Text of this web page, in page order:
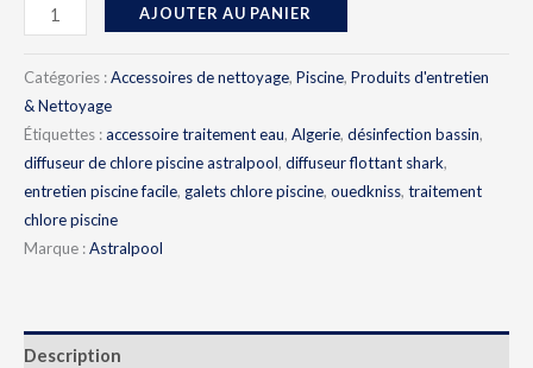
AJOUTER AU PANIER
Catégories :Accessoires de nettoyage, Piscine, Produits d'entretien
& Nettoyage
Étiquettes :accessoire traitement eau, Algerie, désinfection bassin,
diffuseur de chlore piscine astralpool, diffuseur flottant shark,
entretien piscine facile, galets chlore piscine, ouedkniss, traitement
chlore piscine
Marque :Astralpool
Description